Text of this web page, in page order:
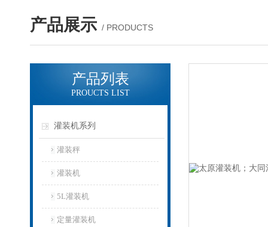
产品展示 / PRODUCTS
产品列表
PROUCTS LIST
灌装机系列
灌装秤
灌装机
5L灌装机
定量灌装机